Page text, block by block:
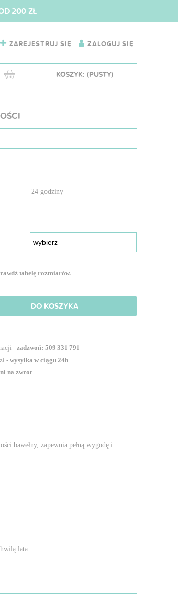
200 ZŁ
ZAREJESTRUJ SIĘ ZALOGUJ SIĘ
KOSZYK: (PUSTY)
24 godziny
tabelę rozmiarów.
DO KOSZYKA
-zadzwoń: 509 331 791
-wysyłka w ciągu 24h
na zwrot
bawełny, zapewnia pełną wygodę i
lata.